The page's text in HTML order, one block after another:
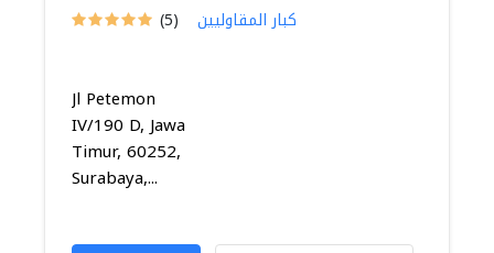
(5) كبار المقاوليين
Jl Petemon
IV/190 D, Jawa
Timur, 60252,
Surabaya,...